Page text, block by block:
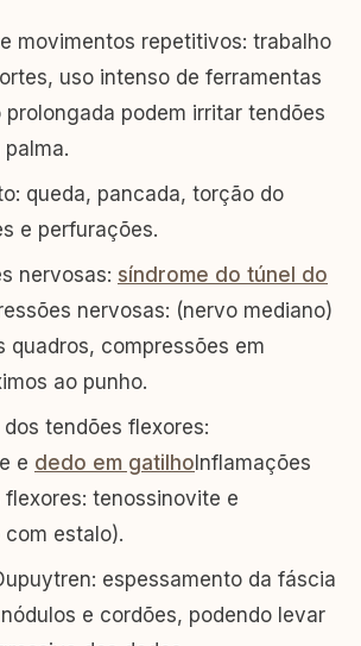
movimentos repetitivos: trabalho
uso intenso de ferramentas
podem irritar tendões
queda, pancada, torção do
e perfurações.
nervosas: síndrome do túnel do
nervosas: (nervo mediano)
quadros, compressões em
ao punho.
dos tendões flexores:
e dedo em gatilho Inflamações
flexores: tenossinovite e
estalo).
espessamento da fáscia
e cordões, podendo levar